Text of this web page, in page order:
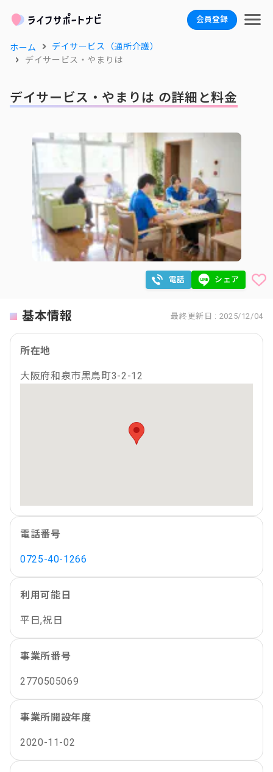
会員登録
ホーム
デイサービス（通所介護）
デイサービス・やまりは
デイサービス・やまりは の詳細と料金
電話 シェア
基本情報 最終更新日 : 2025/12/04
所在地
大阪府和泉市黒鳥町3-2-12
電話番号
0725-40-1266
利用可能日
平日,祝日
事業所番号
2770505069
事業所開設年度
2020-11-02